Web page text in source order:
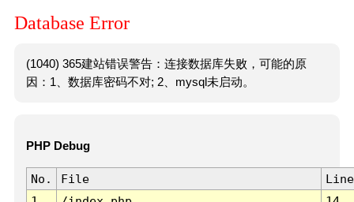
Database Error
(1040) 365建站错误警告：连接数据库失败，可能的原
因：1、数据库密码不对; 2、mysql未启动。
PHP Debug
No. File
Line